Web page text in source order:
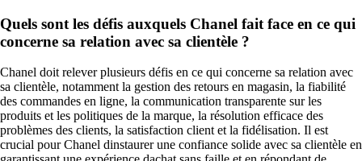
Quels sont les défis auxquels Chanel fait face en ce qui
concerne sa relation avec sa clientèle ?
Chanel doit relever plusieurs défis en ce qui concerne sa relation avec
sa clientèle, notamment la gestion des retours en magasin, la fiabilité
des commandes en ligne, la communication transparente sur les
produits et les politiques de la marque, la résolution efficace des
problèmes des clients, la satisfaction client et la fidélisation. Il est
crucial pour Chanel dinstaurer une confiance solide avec sa clientèle en